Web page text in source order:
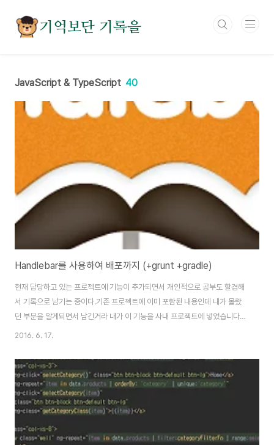
기억보단 기록을
JavaScript & TypeScript 40
Handlebar를 사용하여 배포까지 (+grunt +gradle)
현재 담당하고 있는 프로젝트에 기능이 추가되면서 개인적으로 공부도 할겸해
서 기록으로 남기는 중이다.기존 프로젝트에 이미 포함된 내용인데 내가 몰랐
던 부분을 알게되면서 남긴거라 내가 이 기능을 사내 프로젝트에 넣었습니다!
이런건 아님을 먼저 알리며..아래 내용의 모든 코드는 이미 Github에 올려져있
내에서 서비스하고 있는 프로젝트들은 IE 7,8을 공식 지원하고 있다.그래서 요
즘 유행하는 angular, react는 서비스 프로젝트에서는 쓰지 못하고 내부시스
템에서만 사용하는 중인데, js 프레임워크들을 못쓰면서 경험하는 제일 큰 답
답함이 클라이언트 템플릿 문제이다. (다른게 더 답답할수도 있음..) 클라이언
2016. 6. 17.